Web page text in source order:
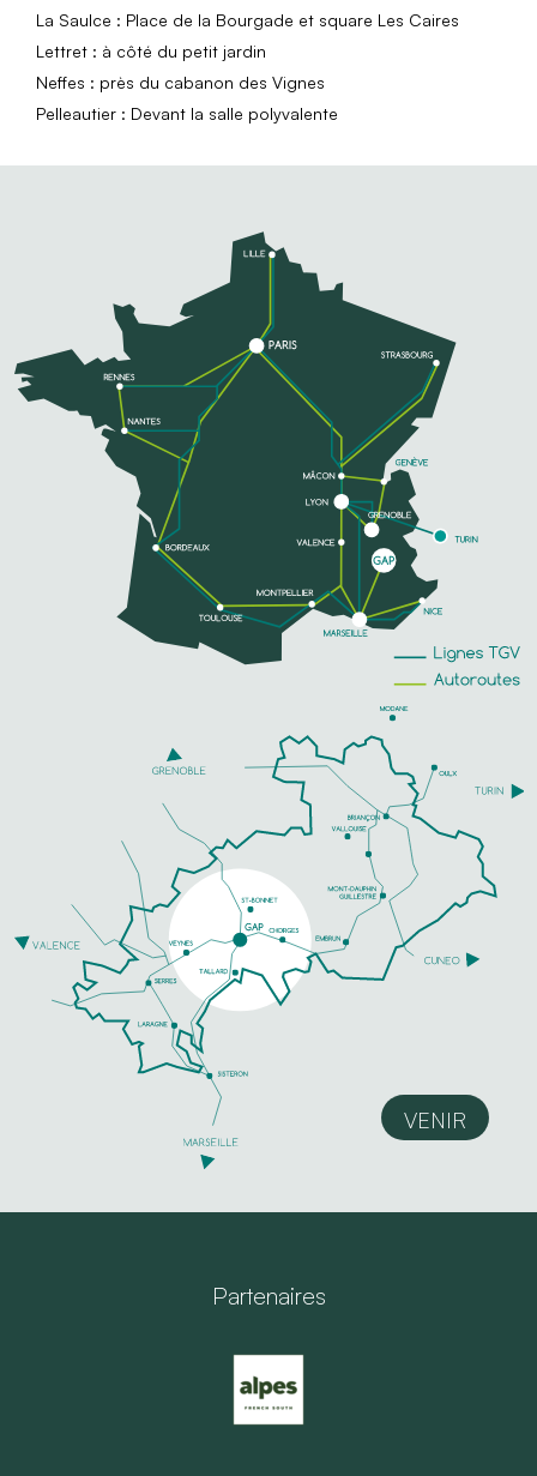
La Saulce : Place de la Bourgade et square Les Caires
Lettret : à côté du petit jardin
Neffes : près du cabanon des Vignes
Pelleautier : Devant la salle polyvalente
VENIR
Partenaires